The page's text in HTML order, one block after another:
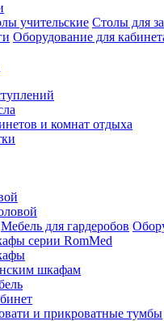
учительские Столы для
Оборудование для
и комнат отдыха
Мебель для гардеробов
серии RomMed
шкафам
и прикроватные тумбы